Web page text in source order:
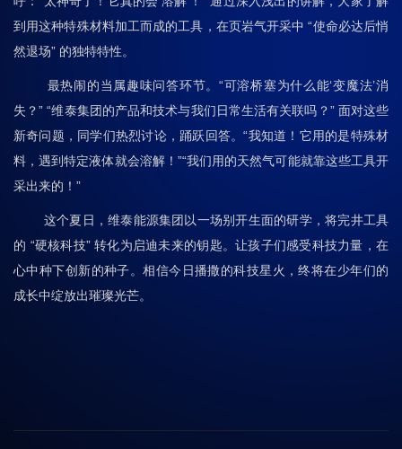
到用这种特殊材料加工而成的工具，在页岩气开采中 “使命必达后悄
然退场” 的独特特性。
最热闹的当属趣味问答环节。“可溶桥塞为什么能‘变魔法’消
失？” “维泰集团的产品和技术与我们日常生活有关联吗？” 面对这些
新奇问题，同学们热烈讨论，踊跃回答。“我知道！它用的是特殊材
料，遇到特定液体就会溶解！”“我们用的天然气可能就靠这些工具开
采出来的！”
这个夏日，维泰能源集团以一场别开生面的研学，将完井工具
的 “硬核科技” 转化为启迪未来的钥匙。让孩子们感受科技力量，在
心中种下创新的种子。相信今日播撒的科技星火，终将在少年们的
成长中绽放出璀璨光芒。